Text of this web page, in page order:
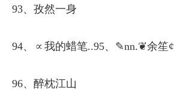
93、孜然一身
94、∝我的蜡笔..95、✎nn.❦余笙¢
96、醉枕江山